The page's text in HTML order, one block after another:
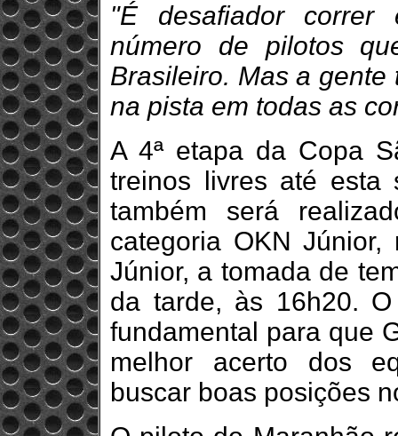
"É desafiador
número de pilotos
Brasileiro. Mas a
na pista em todas as
A 4ª etapa da Copa
treinos livres até esta
também será
categoria OKN
Júnior, a tomada de
da tarde, às 16h20.
fundamental para que
melhor acerto dos
buscar boas posições